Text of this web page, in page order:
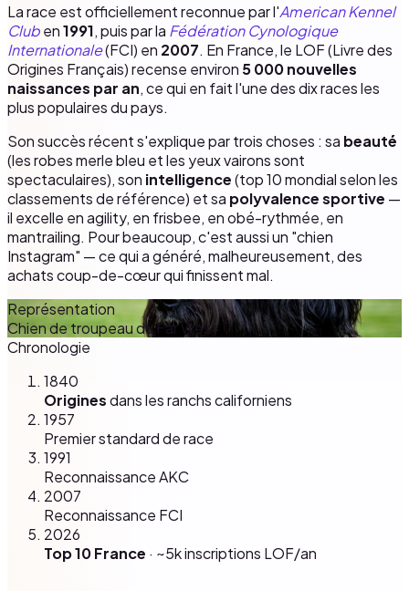
La race est officiellement reconnue par l'American Kennel
Cluben1991, puis par la Fédération Cynologique
Internationale(FCI) en 2007. En France, le LOF (Livre des
Origines Français) recense environ 5 000 nouvelles
naissances par an, ce qui en fait l'une des dix races les
plus populaires du pays.
Son succès récent s'explique par trois choses : sa beauté
(les robes merle bleu et les yeux vairons sont
spectaculaires), son intelligence(top 10 mondial selon les
classements de référence) et sa polyvalence sportive —
il excelle en agility, en frisbee, en obé-rythmée, en
mantrailing. Pour beaucoup, c'est aussi un "chien
Instagram" — ce qui a généré, malheureusement, des
achats coup-de-cœur qui finissent mal.
Représentation
Chien de troupeau du Far West
Chronologie
1840
Originesdans les ranchs californiens
1957
Premier standard de race
1991
Reconnaissance AKC
2007
Reconnaissance FCI
2026
Top 10 France · ~5k inscriptions LOF/an